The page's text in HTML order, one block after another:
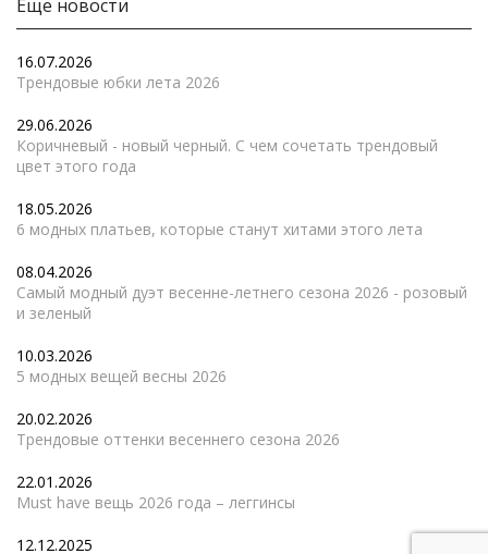
Еще новости
16.07.2026
Трендовые юбки лета 2026
29.06.2026
Коричневый - новый черный. С чем сочетать трендовый
цвет этого года
18.05.2026
6 модных платьев, которые станут хитами этого лета
08.04.2026
Самый модный дуэт весенне-летнего сезона 2026 - розовый
и зеленый
10.03.2026
5 модных вещей весны 2026
20.02.2026
Трендовые оттенки весеннего сезона 2026
22.01.2026
Must have вещь 2026 года – леггинсы
12.12.2025